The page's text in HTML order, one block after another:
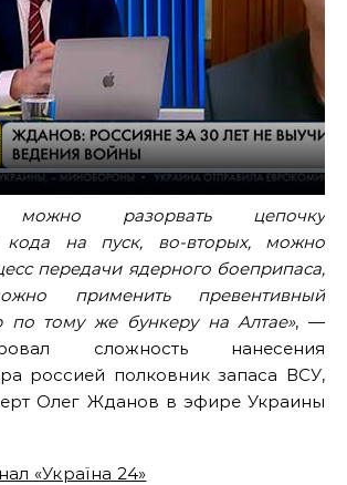
можно разорвать цепочку
кода на пуск, во-вторых, можно
передачи ядерного боеприпаса,
применить превентивный
по тому же бункеру на Алтае», —
сложность нанесения
россией полковник запаса ВСУ,
Олег Жданов в эфире Украины
«Україна 24»